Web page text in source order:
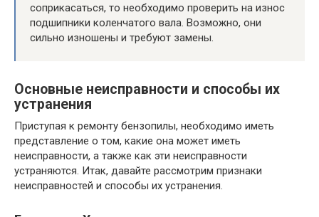
соприкасаться, то необходимо проверить на износ
подшипники коленчатого вала. Возможно, они
сильно изношены и требуют замены.
Основные неисправности и способы их
устранения
Приступая к ремонту бензопилы, необходимо иметь
представление о том, какие она может иметь
неисправности, а также как эти неисправности
устраняются. Итак, давайте рассмотрим признаки
неисправностей и способы их устранения.